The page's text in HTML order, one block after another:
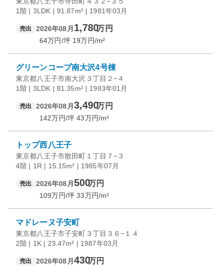
1階 | 3LDK | 91.87m² | 1981年03月
売出 2026年08月 1,780万円
64万円/坪 19万円/m²
グリーンコープ南大沢4号棟
東京都八王子市南大沢３丁目２−４
1階 | 3LDK | 81.35m² | 1983年01月
売出 2026年08月 3,490万円
142万円/坪 43万円/m²
トップ西八王子
東京都八王子市散田町１丁目７−３
4階 | 1R | 15.15m² | 1985年07月
売出 2026年08月 500万円
109万円/坪 33万円/m²
マドレーヌ子安町
東京都八王子市子安町３丁目３６−１４
2階 | 1K | 23.47m² | 1987年03月
売出 2026年08月 430万円